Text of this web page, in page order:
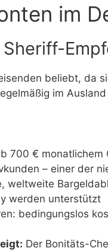
im
Sheriff-
beliebt, da
im
700 € monatlichem
– einer der
weltweite
werden unterstützt
bedingungslos
Der Bonitäts-